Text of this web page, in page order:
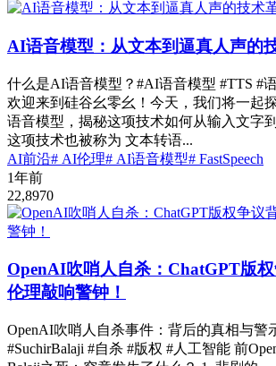
AI语音模型：从文本到逼真人声的
什么是AI语音模型？#AI语音模型 #TTS #
欢迎来到硅谷幺零幺！今天，我们将一起
语音模型，揭秘这项技术如何从输入文字
这项技术也被称为 文本转语...
AI前沿# AI伦理# AI语音模型# FastSpeech
1年前
22,8970
OpenAI吹哨人自杀：ChatGPT版
伦理敲响警钟！
OpenAI吹哨人自杀事件：背后的真相与警
#SuchirBalaji #自杀 #版权 #人工智能 前